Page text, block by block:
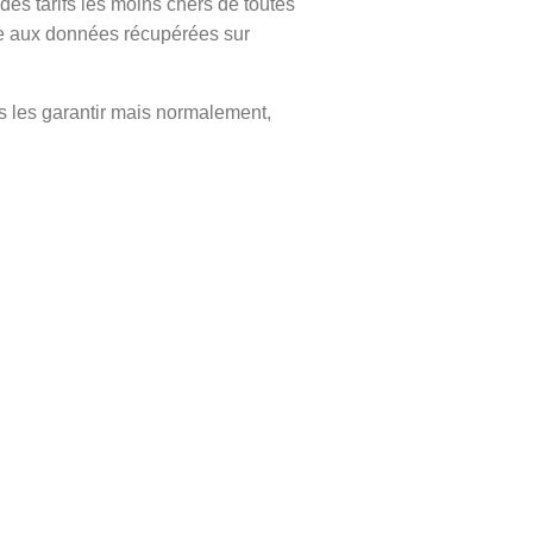
tarifs les moins chers de toutes
aux données récupérées sur
les garantir mais normalement,